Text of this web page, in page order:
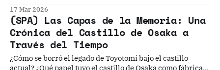
financé la reconstruction du monument en 1931 ? Feudal
Osaka: The Hidden Samurai City Beneath Modern OsakaTo
understand Feudal Osaka
17 Mar 2026
(SPA) Las Capas de la Memoria: Una
Crónica del Castillo de Osaka a
Través del Tiempo
¿Cómo se borró el legado de Toyotomi bajo el castillo
actual? ¿Qué papel tuvo el castillo de Osaka como fábrica